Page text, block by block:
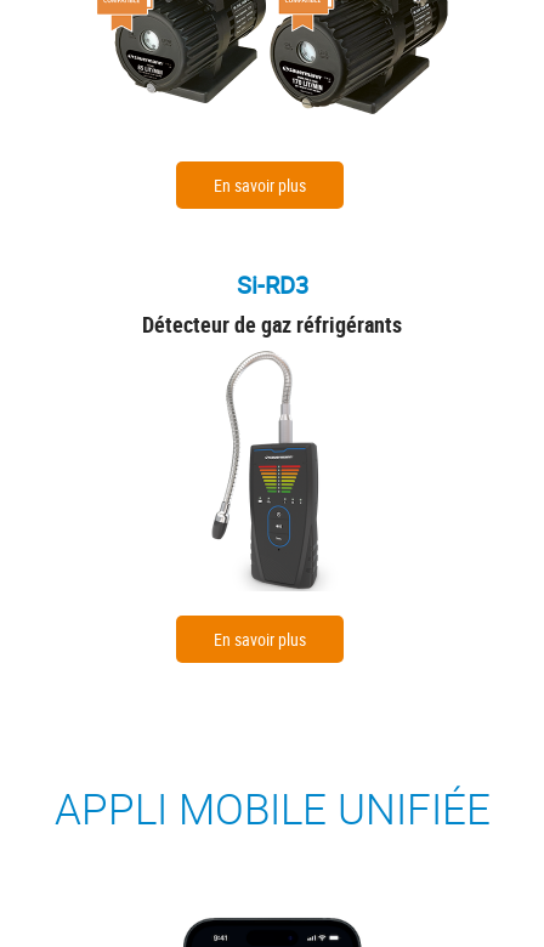
En savoir plus
Si-RD3
Détecteur de gaz réfrigérants
En savoir plus
APPLI MOBILE UNIFIÉE